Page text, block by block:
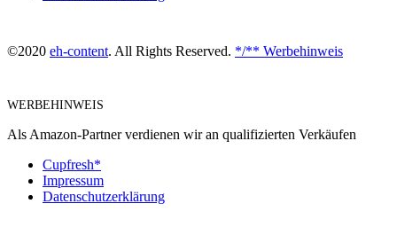
©2020 eh-content. All Rights Reserved. */** Werbehinweis
WERBEHINWEIS
Als Amazon-Partner verdienen wir an qualifizierten Verkäufen
Cupfresh*
Impressum
Datenschutzerklärung